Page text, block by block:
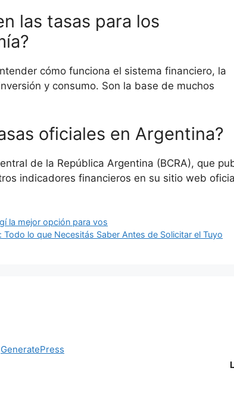
las tasas para los
cómo funciona el sistema financiero, la
y consumo. Son la base de muchos
oficiales en Argentina?
de la República Argentina (BCRA), que
indicadores financieros en su sitio web
la mejor opción para vos
lo que Necesitás Saber Antes de Solicitar el Tuyo
GeneratePress